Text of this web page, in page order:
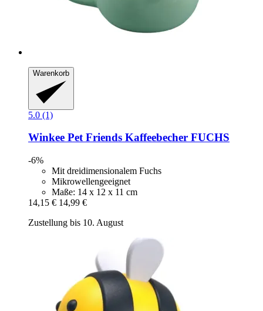
Warenkorb
5.0 (1)
Winkee Pet Friends Kaffeebecher FUCHS
-6%
Mit dreidimensionalem Fuchs
Mikrowellengeeignet
Maße: 14 x 12 x 11 cm
14,15 € 14,99 €
Zustellung bis 10. August